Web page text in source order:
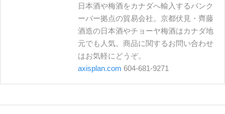
日本酒や梅酒をカナダへ輸入するバンク
ーバー拠点の貿易会社。京都伏見・齊藤
酒造の日本酒やチョーヤ梅酒はカナダ地
元でも人気。商品に関するお問い合わせ
はお気軽にどうぞ。
axisplan.com 604-681-9271